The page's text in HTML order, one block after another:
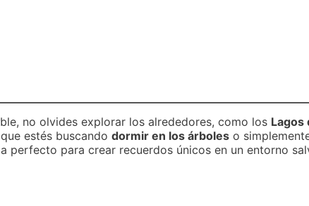
no olvides explorar los alrededores, como los Lagos
estés buscando dormir en los árboles o
perfecto para crear recuerdos únicos en un entorno